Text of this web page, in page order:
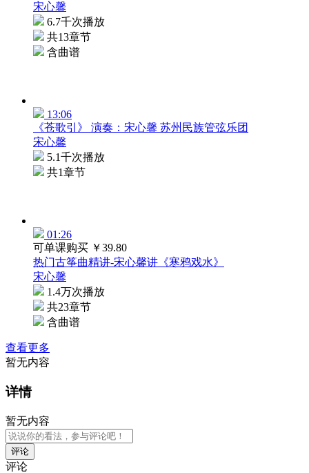
宋心馨
6.7千次播放
共13章节
含曲谱
13:06
《苍歌引》 演奏：宋心馨 苏州民族管弦乐团
宋心馨
5.1千次播放
共1章节
01:26
可单课购买 ￥39.80
热门古筝曲精讲-宋心馨讲《寒鸦戏水》
宋心馨
1.4万次播放
共23章节
含曲谱
查看更多
暂无内容
详情
暂无内容
评论
评论